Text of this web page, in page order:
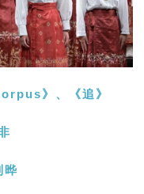
》 、《追 》
晔